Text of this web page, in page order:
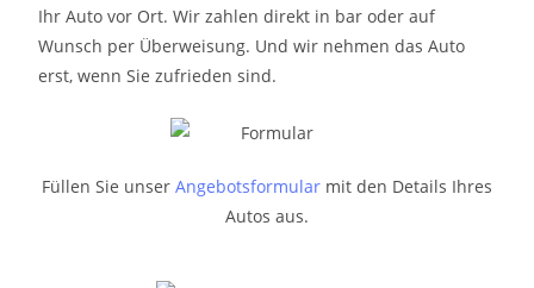
Ihr Auto vor Ort. Wir zahlen direkt in bar oder auf
Wunsch per Überweisung. Und wir nehmen das Auto
erst, wenn Sie zufrieden sind.
Füllen Sie unser Angebotsformular mit den Details Ihres
Autos aus.